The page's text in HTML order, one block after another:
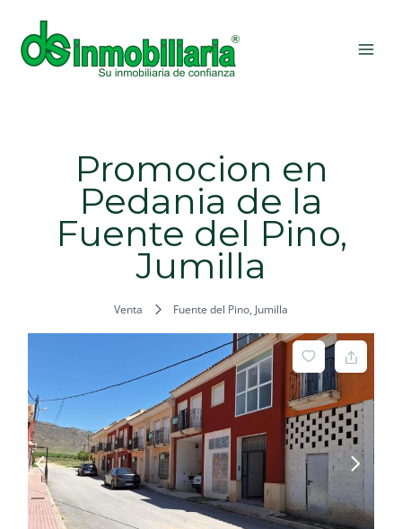
contenido
Promocion en
Pedania de la
Fuente del Pino,
Jumilla
Venta Fuente del Pino, Jumilla